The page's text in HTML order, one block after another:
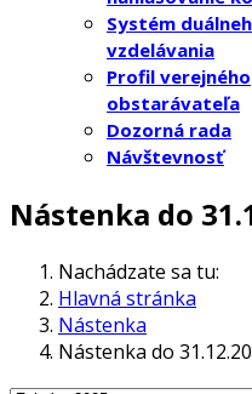
Systém
vzdelávania
Profil verejného
obstarávateľa
Dozorná rada
Návštevnosť
Nástenka do
Nachádzate sa tu:
Hlavná stránka
Nástenka
Nástenka do